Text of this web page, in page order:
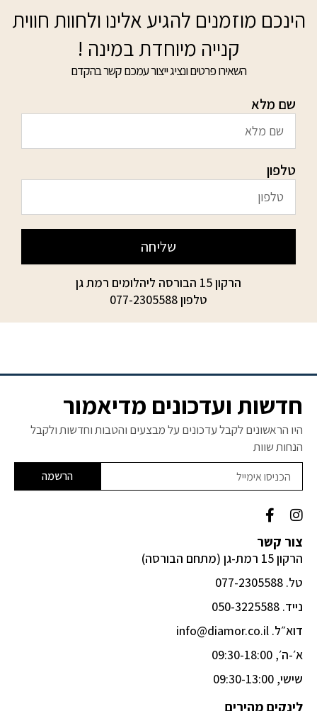
הינכם מוזמנים להגיע אלינו ולחוות חווית
קנייה מיוחדת במינה !
השאירו פרטים ונציג ייצור עמכם קשר בהקדם
שם מלא
טלפון
שליחה
הרקון 15 הבורסה ליהלומים רמת גן
טלפון077-2305588
חדשות ועדכונים מדיאמור
היו הראשונים לקבל עדכונים על מבצעים והטבות וחדשות ולקבל
הנחות שוות
הרשמה
F
a
c
e
b
o
o
k
f
I
n
s
t
a
g
r
a
צור קשר
הרקון 15 רמת-גן (מתחם הבורסה)
טל. 077-2305588
נייד. 050-3225588
דוא״ל. info@diamor.co.il
א׳-ה׳, 09:30-18:00
שישי, 09:30-13:00
לינקים מהירים